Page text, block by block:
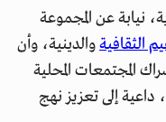
نيابة عن المجموعة
الثقافيةوالدينية، وأن
المجتمعات المحلية
داعية إلى تعزيز نهج